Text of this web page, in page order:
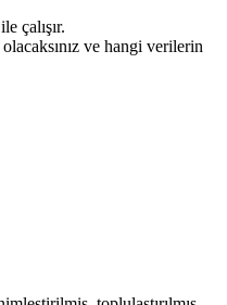
çalışır.
ve hangi verilerin